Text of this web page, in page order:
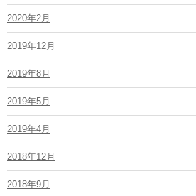
2020年2月
2019年12月
2019年8月
2019年5月
2019年4月
2018年12月
2018年9月